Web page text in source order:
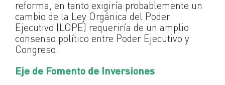
reforma, en tanto exigiría probablemente un
cambio de la Ley Orgánica del Poder
Ejecutivo (LOPE) requeriría de un amplio
consenso político entre Poder Ejecutivo y
Congreso.
Eje de Fomento de Inversiones